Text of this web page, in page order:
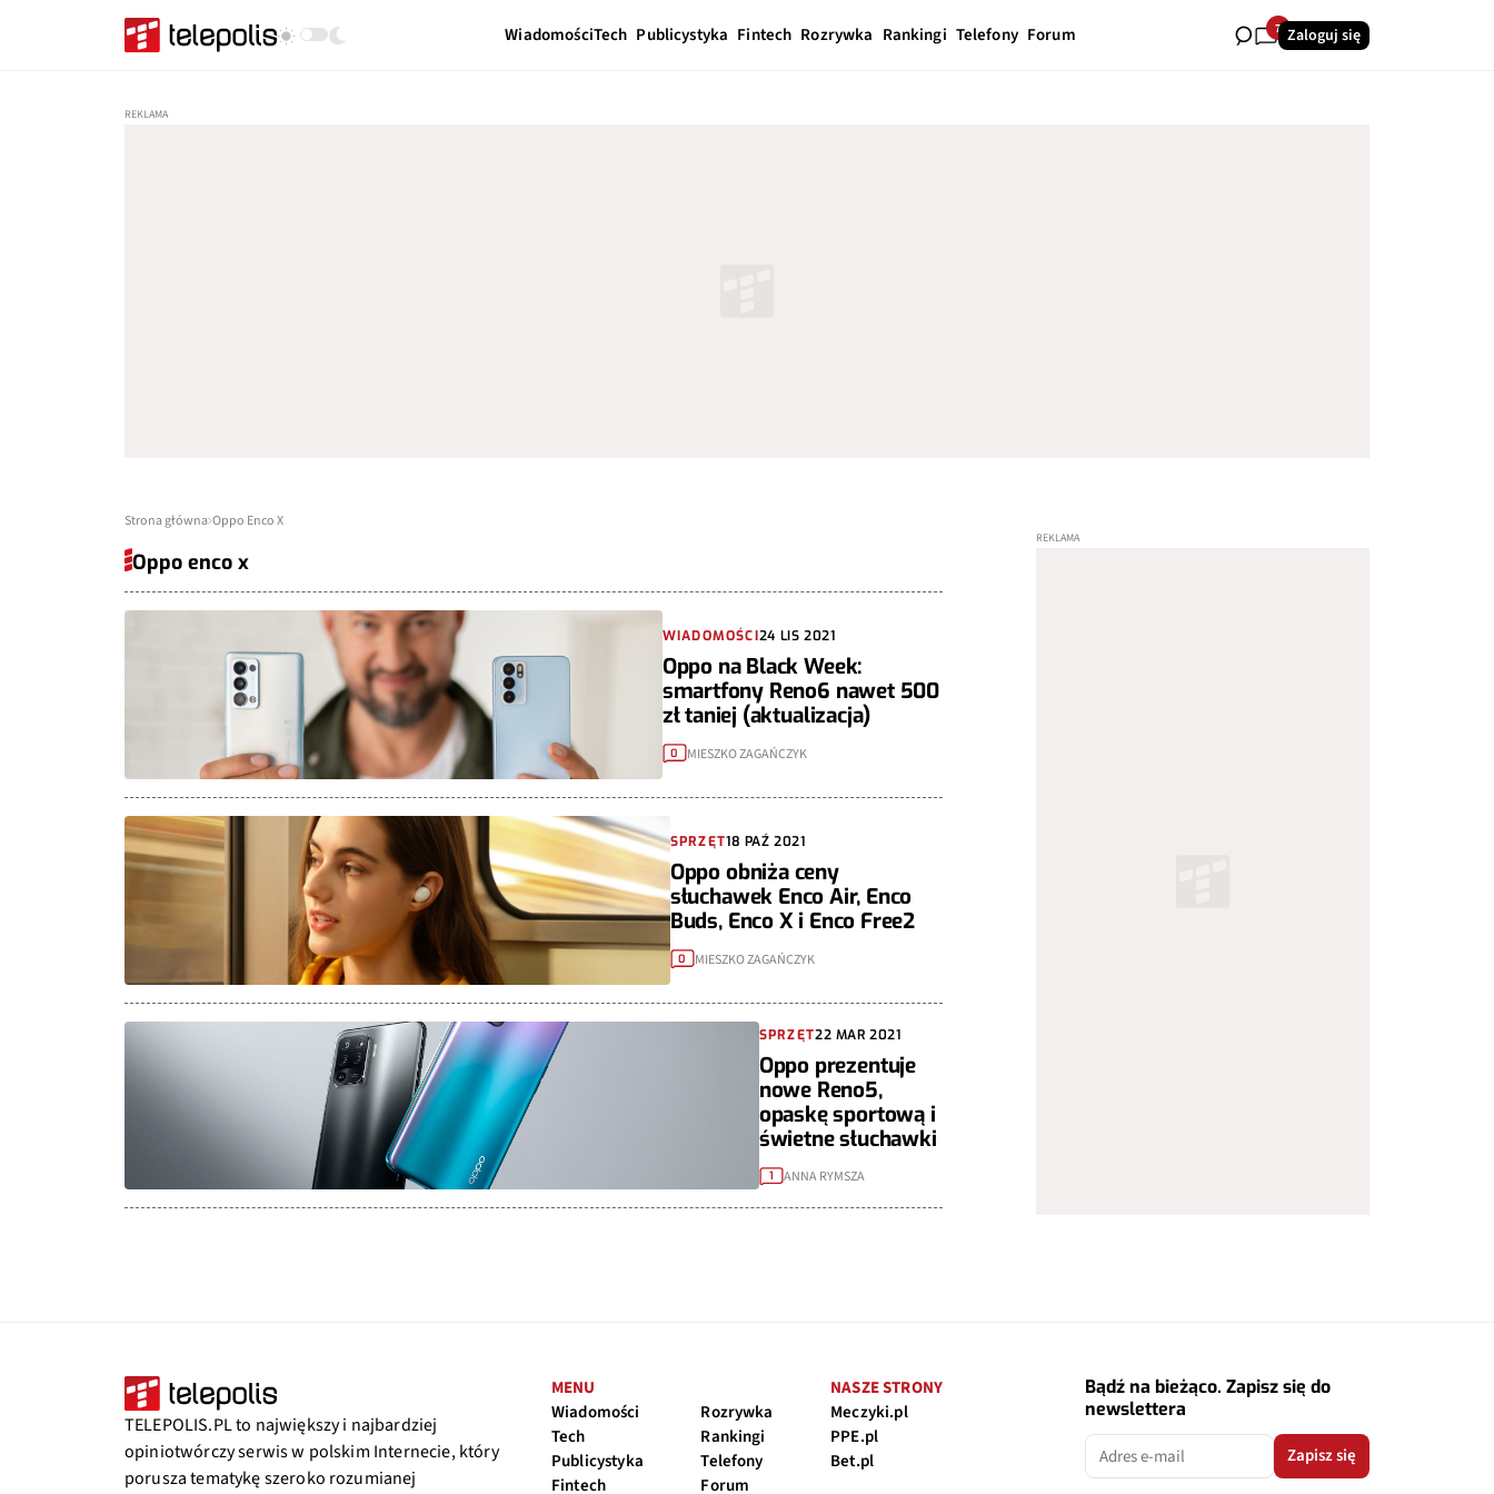
WiadomościTech Publicystyka Fintech Rozrywka Rankingi Telefony Forum 7 Zaloguj się
Strona główna Oppo Enco X
Oppo enco x
WIADOMOŚCI24 LIS 2021
Oppo na Black Week:
smartfony Reno6 nawet 500
zł taniej (aktualizacja)
0 MIESZKO ZAGAŃCZYK
SPRZĘT18 PAŹ 2021
Oppo obniża ceny
słuchawek Enco Air, Enco
Buds, Enco X i Enco Free2
0 MIESZKO ZAGAŃCZYK
SPRZĘT22 MAR 2021
Oppo prezentuje
nowe Reno5,
opaskę sportową i
świetne słuchawki
1 ANNA RYMSZA
TELEPOLIS.PL to największy i najbardziej
opiniotwórczy serwis w polskim Internecie, który
porusza tematykę szeroko rozumianej
MENU
Wiadomości
Tech
Publicystyka
Fintech
Rozrywka
Rankingi
Telefony
Forum
NASZE STRONY
Meczyki.pl
PPE.pl
Bet.pl
Bądź na bieżąco. Zapisz się do
newslettera
Zapisz się